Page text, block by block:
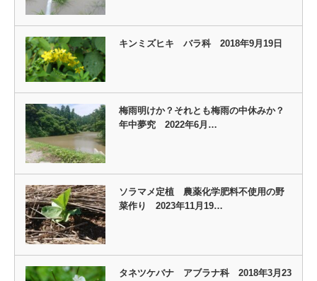
キンミズヒキ バラ科 2018年9月19日
梅雨明けか？それとも梅雨の中休みか？
年中夢究 2022年6月…
ソラマメ定植 農薬化学肥料不使用の野
菜作り 2023年11月19…
タネツケバナ アブラナ科 2018年3月23